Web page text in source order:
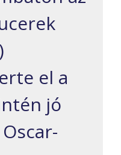
el a
jó